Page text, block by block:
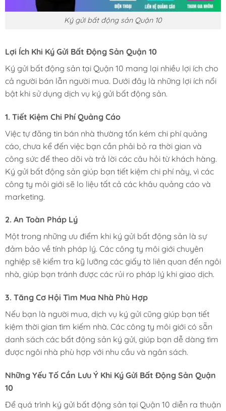
Ký gửi bất động sản Quận 10
Lợi Ích Khi Ký Gửi Bất Động Sản Quận 10
Ký gửi bất động sản tại Quận 10 mang lại nhiều lợi ích cho
cả người bán lẫn người mua. Dưới đây là những lợi ích nổi
bật khi sử dụng dịch vụ ký gửi bất động sản.
1. Tiết Kiệm Chi Phí Quảng Cáo
Việc tự đăng tin bán nhà thường tốn kém chi phí quảng
cáo, chưa kể đến việc bạn cần phải bỏ ra thời gian và
công sức để theo dõi và trả lời các câu hỏi từ khách hàng.
Ký gửi bất động sản giúp bạn tiết kiệm chi phí này, vì các
công ty môi giới sẽ lo liệu tất cả các khâu quảng cáo và
marketing.
2. An Toàn Pháp Lý
Một trong những ưu điểm khi ký gửi bất động sản là sự
đảm bảo về tính pháp lý. Các công ty môi giới chuyên
nghiệp sẽ kiểm tra kỹ lưỡng các giấy tờ liên quan đến ngôi
nhà, giúp bạn tránh được các rủi ro pháp lý khi giao dịch.
3. Tăng Cơ Hội Tìm Mua Nhà Phù Hợp
Nếu bạn là người mua, dịch vụ ký gửi cũng giúp bạn tiết
kiệm thời gian tìm kiếm nhà. Các công ty môi giới có sẵn
danh sách các bất động sản ký gửi, giúp bạn dễ dàng tìm
được ngôi nhà phù hợp với nhu cầu và ngân sách.
Những Yếu Tố Cần Lưu Ý Khi Ký Gửi Bất Động Sản Quận
10
Để quá trình ký gửi bất động sản tại Quận 10 diễn ra thuận